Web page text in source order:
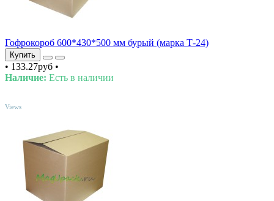
Гофрокороб 600*430*500 мм бурый (марка Т-24)
Купить
• 133.27руб •
Наличие: Есть в наличии
Views